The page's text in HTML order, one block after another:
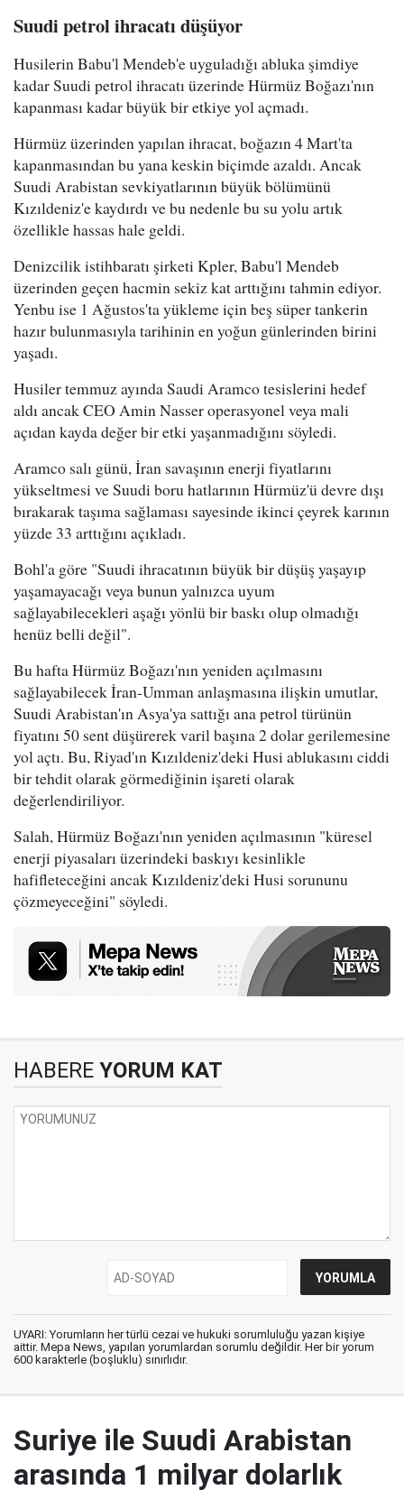
Suudi petrol ihracatı düşüyor
Husilerin Babu'l Mendeb'e uyguladığı abluka şimdiye
kadar Suudi petrol ihracatı üzerinde Hürmüz Boğazı'nın
kapanması kadar büyük bir etkiye yol açmadı.
Hürmüz üzerinden yapılan ihracat, boğazın 4 Mart'ta
kapanmasından bu yana keskin biçimde azaldı. Ancak
Suudi Arabistan sevkiyatlarının büyük bölümünü
Kızıldeniz'e kaydırdı ve bu nedenle bu su yolu artık
özellikle hassas hale geldi.
Denizcilik istihbaratı şirketi Kpler, Babu'l Mendeb
üzerinden geçen hacmin sekiz kat arttığını tahmin ediyor.
Yenbu ise 1 Ağustos'ta yükleme için beş süper tankerin
hazır bulunmasıyla tarihinin en yoğun günlerinden birini
yaşadı.
Husiler temmuz ayında Saudi Aramco tesislerini hedef
aldı ancak CEO Amin Nasser operasyonel veya mali
açıdan kayda değer bir etki yaşanmadığını söyledi.
Aramco salı günü, İran savaşının enerji fiyatlarını
yükseltmesi ve Suudi boru hatlarının Hürmüz'ü devre dışı
bırakarak taşıma sağlaması sayesinde ikinci çeyrek karının
yüzde 33 arttığını açıkladı.
Bohl'a göre "Suudi ihracatının büyük bir düşüş yaşayıp
yaşamayacağı veya bunun yalnızca uyum
sağlayabilecekleri aşağı yönlü bir baskı olup olmadığı
henüz belli değil".
Bu hafta Hürmüz Boğazı'nın yeniden açılmasını
sağlayabilecek İran-Umman anlaşmasına ilişkin umutlar,
Suudi Arabistan'ın Asya'ya sattığı ana petrol türünün
fiyatını 50 sent düşürerek varil başına 2 dolar gerilemesine
yol açtı. Bu, Riyad'ın Kızıldeniz'deki Husi ablukasını ciddi
bir tehdit olarak görmediğinin işareti olarak
değerlendiriliyor.
Salah, Hürmüz Boğazı'nın yeniden açılmasının "küresel
enerji piyasaları üzerindeki baskıyı kesinlikle
hafifleteceğini ancak Kızıldeniz'deki Husi sorununu
çözmeyeceğini" söyledi.
HABERE YORUM KAT
UYARI: Yorumların her türlü cezai ve hukuki sorumluluğu yazan kişiye
aittir. Mepa News, yapılan yorumlardan sorumlu değildir. Her bir yorum
600 karakterle (boşluklu) sınırlıdır.
Suriye ile Suudi Arabistan
arasında 1 milyar dolarlık